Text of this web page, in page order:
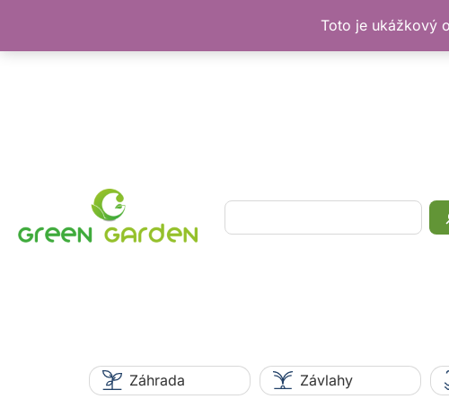
Toto je ukážkový
Záhrada Závlahy